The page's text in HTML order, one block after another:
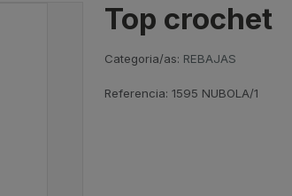
Top crochet
Categoria/as: REBAJAS
Referencia: 1595 NUBOLA/1